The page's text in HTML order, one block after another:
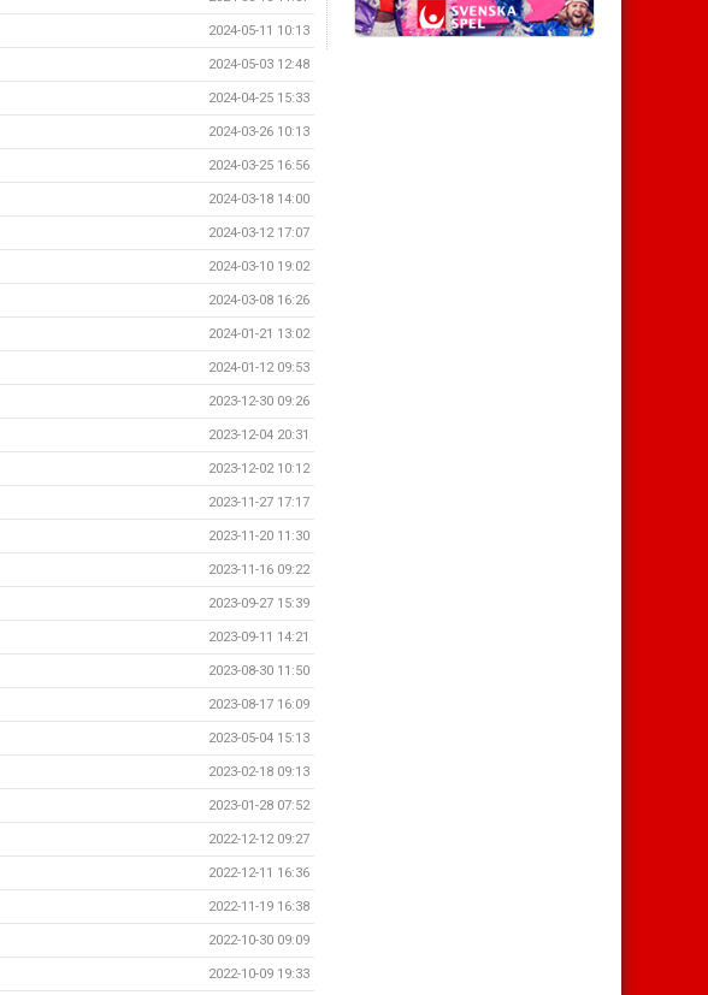
2024-05-11 10:13
2024-05-03 12:48
2024-04-25 15:33
2024-03-26 10:13
2024-03-25 16:56
2024-03-18 14:00
2024-03-12 17:07
2024-03-10 19:02
2024-03-08 16:26
2024-01-21 13:02
2024-01-12 09:53
2023-12-30 09:26
2023-12-04 20:31
2023-12-02 10:12
2023-11-27 17:17
2023-11-20 11:30
2023-11-16 09:22
2023-09-27 15:39
2023-09-11 14:21
2023-08-30 11:50
2023-08-17 16:09
2023-05-04 15:13
2023-02-18 09:13
2023-01-28 07:52
2022-12-12 09:27
2022-12-11 16:36
2022-11-19 16:38
2022-10-30 09:09
2022-10-09 19:33